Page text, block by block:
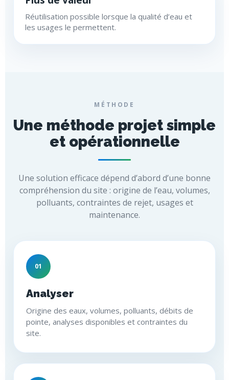
Réutilisation possible lorsque la qualité d’eau et
les usages le permettent.
MÉTHODE
Une méthode projet simple
et opérationnelle
Une solution efficace dépend d’abord d’une bonne
compréhension du site : origine de l’eau, volumes,
polluants, contraintes de rejet, usages et
maintenance.
01
Analyser
Origine des eaux, volumes, polluants, débits de
pointe, analyses disponibles et contraintes du
site.